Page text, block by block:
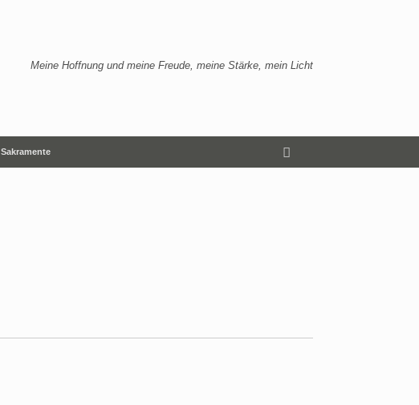
Meine Hoffnung und meine Freude, meine Stärke, mein Licht
Sakramente